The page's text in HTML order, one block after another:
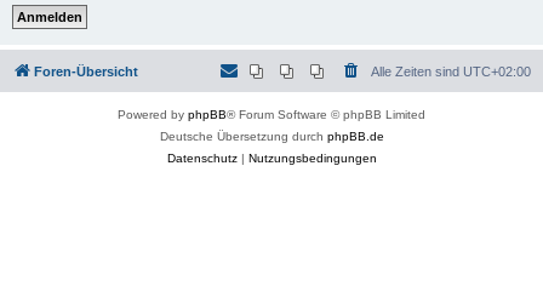
Foren-Übersicht Alle Zeiten sind UTC+02:00
Powered by phpBB® Forum Software © phpBB Limited
Deutsche Übersetzung durch phpBB.de
Datenschutz| Nutzungsbedingungen